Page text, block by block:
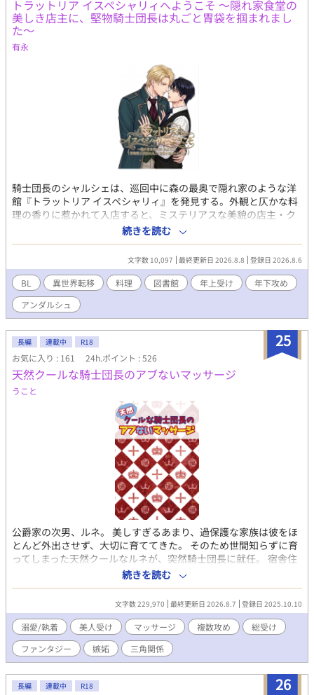
トラットリア イスペシャリィへようこそ ～隠れ家食堂の
美しき店主に、堅物騎士団長は丸ごと胃袋を掴まれまし
た～
有永
騎士団長のシャルシェは、巡回中に森の最奥で隠れ家のような洋
館『トラットリア イスペシャリィ』を発見する。外観と仄かな料
理の香りに惹かれて入店すると、ミステリアスな美貌の店主・ク
レドが出迎えた。1階の食堂で料理を注文したシャルシェは、料理
を待つ間に2階に併設された図書館へと向かう。そこには宮廷魔導
師すら凌駕する高度な魔法書と、膨大な蔵書が存在していた。提
供された料理と珈琲を堪能し、心地よい読書時間を過ごしたシャ
ルシェは、破格すぎる会計やクレドが無詠唱で高度な錬金術を扱
う様に驚愕する。流麗な物腰の裏にあるクレドの底知れぬ能力と
柔らかな優しさに魅了されたシャルシェは、ただの客にとどまら
ない深い関心を抱き、再訪を強く誓って店を後にするのだっ
た……
続きを読む
文字数 10,097 最終更新日 2026.8.8 登録日 2026.8.6
BL 異世界転移 料理 図書館 年上受け
年下攻め
アンダルシュ
25
長編 連載中 R18
お気に入り : 161 24h.ポイント : 526
天然クールな騎士団長のアブないマッサージ
うこと
公爵家の次男、ルネ。 美しすぎるあまり、過保護な家族は彼をほ
とんど外出させず、大切に育ててきた。 そのため世間知らずに育
ってしまった天然クールなルネが、突然騎士団長に就任。 宿舎住
まいとなったルネと、ルネを巡る男達のお話です。 受けは複数の
相手と肉体関係を持ちますので、苦手な方はご注意ください。 ム
ーンライトノベルズにも投稿しております。 話は特に明記してい
ない限り時系列になっていますが、時折挟んでいる【挿話】の時
間軸は様々です。 挿話については作中でどの時期かを触れており
ますので、参考にしていたけると幸いです。
続きを読む
文字数 229,970 最終更新日 2026.8.7 登録日 2025.10.10
溺愛/執着 美人受け マッサージ 複数攻め
総受け
ファンタジー
嫉妬 三角関係
26
長編 連載中 R18